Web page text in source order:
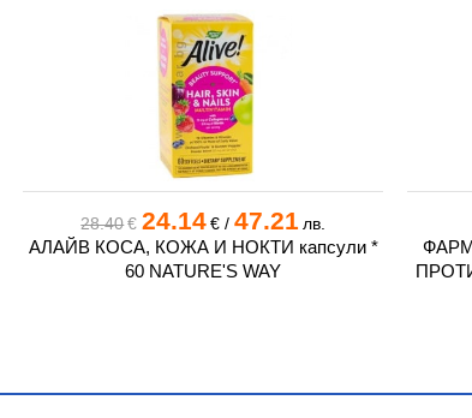
28.40€ 24.14€/ 47.21 лв.
АЛАЙВ КОСА, КОЖА И НОКТИ капсули *
60 NATURE'S WAY